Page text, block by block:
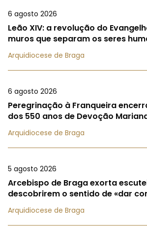
6 agosto 2026
Leão XIV: a revolução do
muros que separam os seres
Arquidiocese de Braga
6 agosto 2026
Peregrinação à Franqueira
dos 550 anos de Devoção
Arquidiocese de Braga
5 agosto 2026
Arcebispo de Braga exorta
descobrirem o sentido de «dar
Arquidiocese de Braga